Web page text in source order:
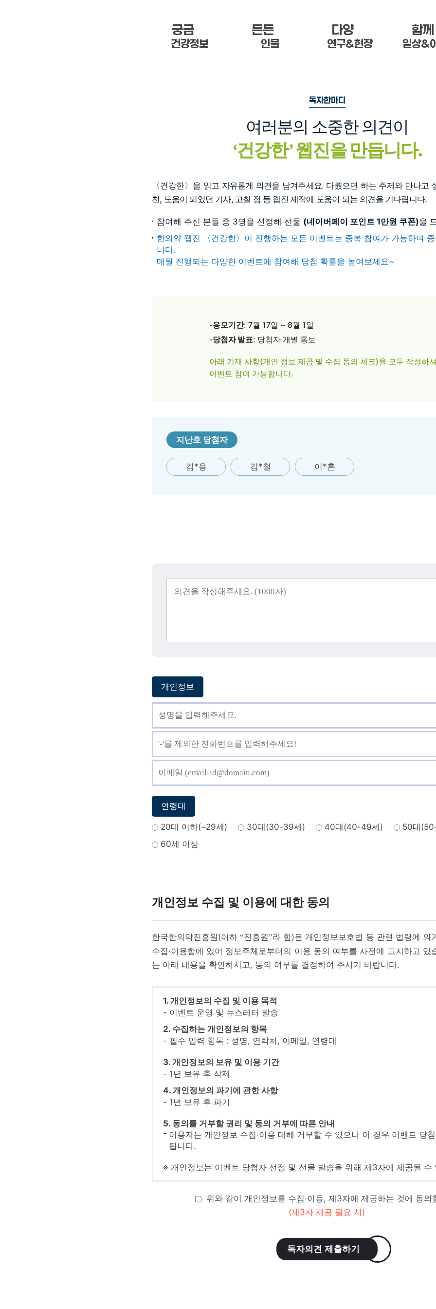
궁금 한
건강정보
든든 한
인물
다양 한
연구&현장
함께
일상&
독자한마디
여러분의 소중한 의견이
‘건강한’웹진을 만듭니다.
〈건강한〉을 읽고 자유롭게 의견을 남겨주세요. 다뤘으면 하는 주제와 만나고
천, 도움이 되었던 기사, 고칠 점 등 웹진 제작에 도움이 되는 의견을 기다립니다.
참여해 주신 분들 중 3명을 선정해 선물 (네이버페이 포인트 1만원 쿠폰)을
한의약 웹진 〈건강한〉이 진행하는 모든 이벤트는 중복 참여가 가능하며
니다.
매월 진행되는 다양한 이벤트에 참여해 당첨 확률을 높여보세요~
-응모기간: 7월 17일 ~ 8월 1일
-당첨자 발표: 당첨자 개별 통보
아래 기재 사항(개인 정보 제공 및 수집 동의 체크)을 모두 작성하
이벤트 참여 가능합니다.
지난호 당첨자
김*용 김*철 이*훈
개인정보
연령대
20대 이하(~29세) 30대(30-39세) 40대(40-49세)
50대
60세 이상
개인정보 수집 및 이용에 대한 동의
한국한의약진흥원(이하“진흥원”라 함)은 개인정보보호법 등 관련 법령에 의
수집·이용함에 있어 정보주체로부터의 이용 동의 여부를 사전에 고지하고 있
는 아래 내용을 확인하시고, 동의 여부를 결정하여 주시기 바랍니다.
1. 개인정보의 수집 및 이용 목적
- 이벤트 운영 및 뉴스레터 발송
2. 수집하는 개인정보의 항목
- 필수 입력 항목 : 성명, 연락처, 이메일, 연령대
3. 개인정보의 보유 및 이용 기간
- 1년 보유 후 삭제
4. 개인정보의 파기에 관한 사항
- 1년 보유 후 파기
5. 동의를 거부할 권리 및 동의 거부에 따른 안내
이용자는 개인정보 수집‧이용 대해 거부할 수 있으나 이 경우 이벤트 당
됩니다.
※ 개인정보는 이벤트 당첨자 선정 및 선물 발송을 위해 제3자에 제공될 수
위와 같이 개인정보를 수집‧이용, 제3자에 제공하는 것에 동의
(제3자 제공 필요 시)
독자의견 제출하기